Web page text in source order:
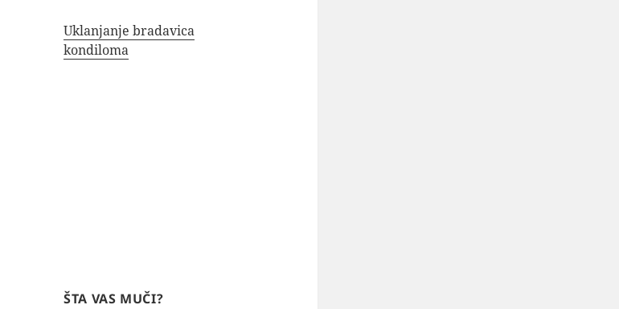
Uklanjanje bradavica
kondiloma
ŠTA VAS MUČI?